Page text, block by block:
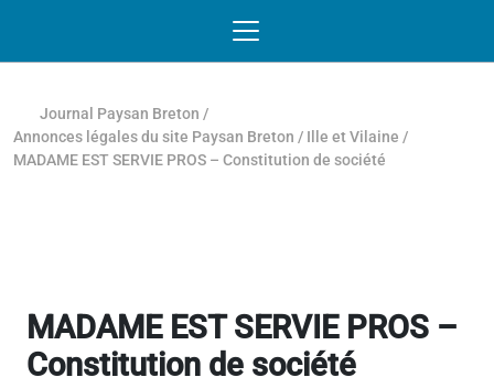
Journal Paysan Breton /
Annonces légales du site Paysan Breton / Ille et Vilaine /
MADAME EST SERVIE PROS – Constitution de société
MADAME EST SERVIE PROS –
Constitution de société